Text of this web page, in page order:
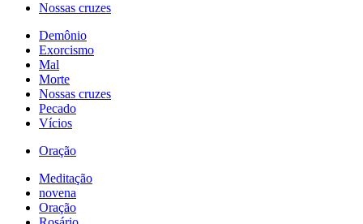
Nossas cruzes
Demônio
Exorcismo
Mal
Morte
Nossas cruzes
Pecado
Vícios
Oração
Meditação
novena
Oração